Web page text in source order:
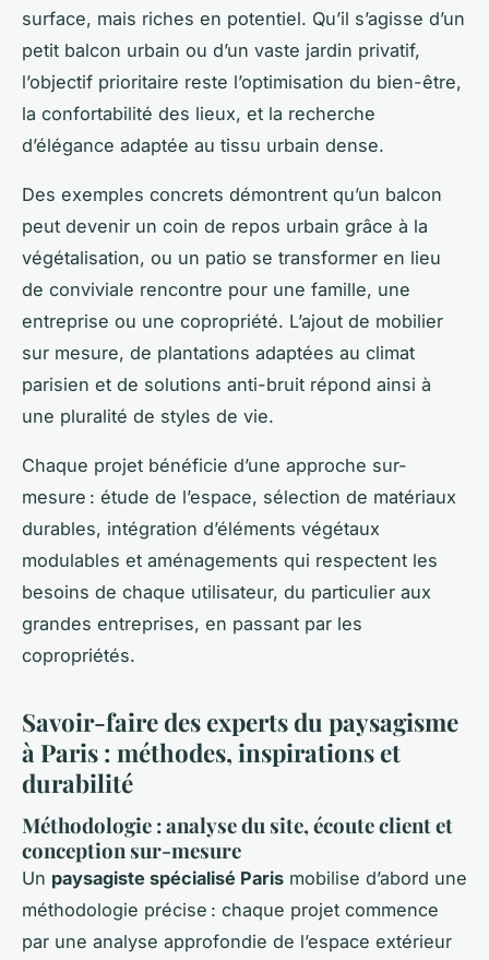
surface, mais riches en potentiel. Qu’il s’agisse d’un
petit balcon urbain ou d’un vaste jardin privatif,
l’objectif prioritaire reste l’optimisation du bien-être,
la confortabilité des lieux, et la recherche
d’élégance adaptée au tissu urbain dense.
Des exemples concrets démontrent qu’un balcon
peut devenir un coin de repos urbain grâce à la
végétalisation, ou un patio se transformer en lieu
de conviviale rencontre pour une famille, une
entreprise ou une copropriété. L’ajout de mobilier
sur mesure, de plantations adaptées au climat
parisien et de solutions anti-bruit répond ainsi à
une pluralité de styles de vie.
Chaque projet bénéficie d’une approche sur-
mesure : étude de l’espace, sélection de matériaux
durables, intégration d’éléments végétaux
modulables et aménagements qui respectent les
besoins de chaque utilisateur, du particulier aux
grandes entreprises, en passant par les
copropriétés.
Savoir-faire des experts du paysagisme
à Paris : méthodes, inspirations et
durabilité
Méthodologie : analyse du site, écoute client et
conception sur-mesure
Un paysagiste spécialisé Paris mobilise d’abord une
méthodologie précise : chaque projet commence
par une analyse approfondie de l’espace extérieur